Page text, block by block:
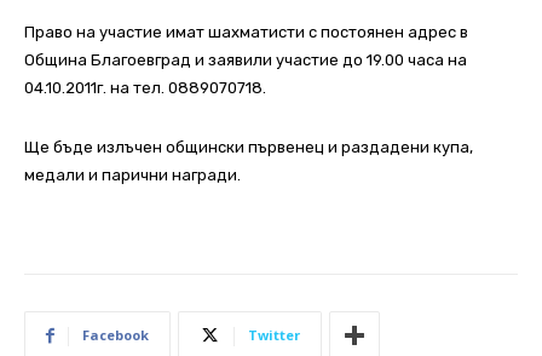
Право на участие имат шахматисти с постоянен адрес в
Община Благоевград и заявили участие до 19.00 часа на
04.10.2011г. на тел. 0889070718.
Ще бъде излъчен общински първенец и раздадени купа,
медали и парични награди.
Facebook Twitter